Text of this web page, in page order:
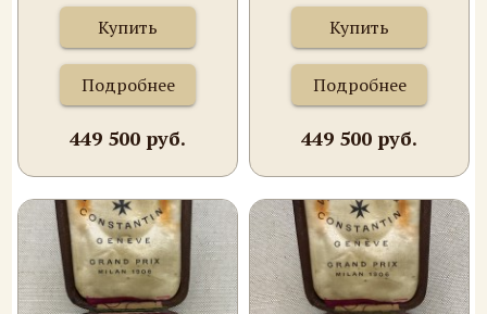
Купить
Подробнее
449 500 руб.
Купить
Подробнее
449 500 руб.